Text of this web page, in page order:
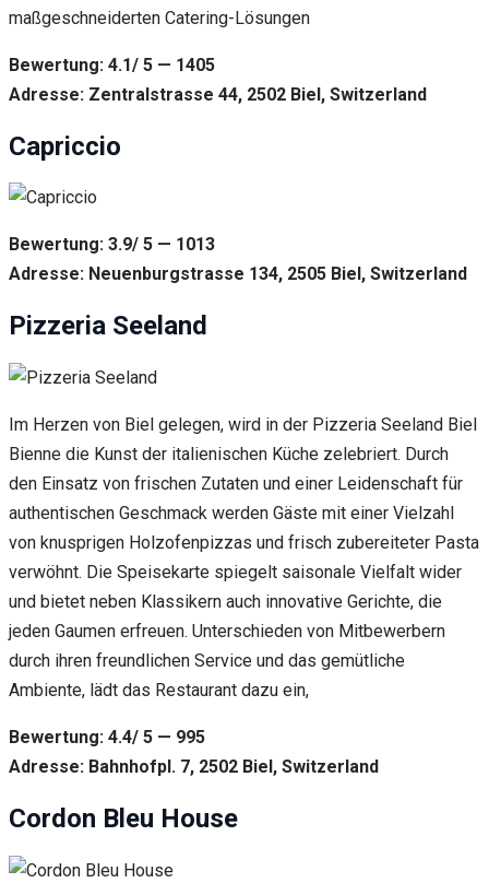
maßgeschneiderten Catering-Lösungen
Bewertung: 4.1/ 5 — 1405
Adresse: Zentralstrasse 44, 2502 Biel, Switzerland
Capriccio
Bewertung: 3.9/ 5 — 1013
Adresse: Neuenburgstrasse 134, 2505 Biel, Switzerland
Pizzeria Seeland
Im Herzen von Biel gelegen, wird in der Pizzeria Seeland Biel
Bienne die Kunst der italienischen Küche zelebriert. Durch
den Einsatz von frischen Zutaten und einer Leidenschaft für
authentischen Geschmack werden Gäste mit einer Vielzahl
von knusprigen Holzofenpizzas und frisch zubereiteter Pasta
verwöhnt. Die Speisekarte spiegelt saisonale Vielfalt wider
und bietet neben Klassikern auch innovative Gerichte, die
jeden Gaumen erfreuen. Unterschieden von Mitbewerbern
durch ihren freundlichen Service und das gemütliche
Ambiente, lädt das Restaurant dazu ein,
Bewertung: 4.4/ 5 — 995
Adresse: Bahnhofpl. 7, 2502 Biel, Switzerland
Cordon Bleu House